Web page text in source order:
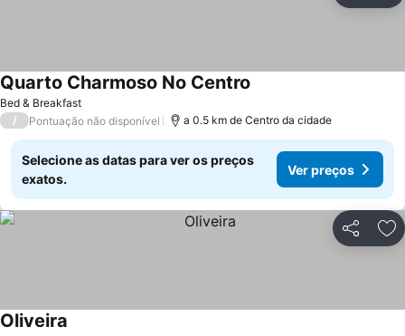
Bed & Breakfast
Quarto Charmoso No Centro
/ Pontuação não disponível a 0.5 km de Centro da cidade
Selecione as datas para ver os preços
exatos.
Ver preços
Partilhar
Oliveira